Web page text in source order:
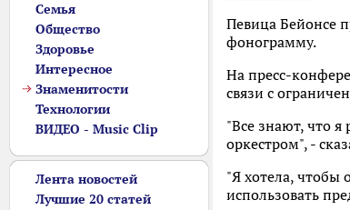
Семья
Общество
Здоровье
Интересное
Знаменитости
Технологии
ВИДЕО - Music Clip
Лента новостей
Лучшие 20 статей
Певица Бейонсе
фонограмму.
На пресс-
связи с
"Все знают, что я
оркестром", -
"Я хотела, чтобы
использовать